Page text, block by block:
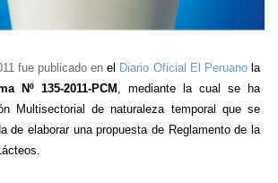
fue publicado enel Diario Oficial El Peruanola
Nº 135-2011-PCM , mediante la cual se ha
Multisectorial de naturaleza temporal que se
de elaborar una propuesta de Reglamento de la